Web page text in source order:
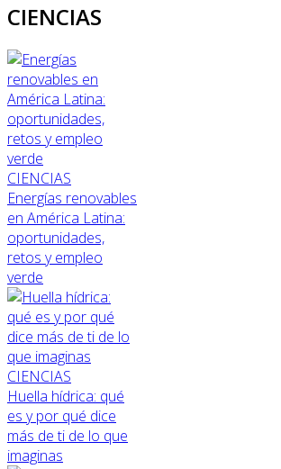
CIENCIAS
CIENCIAS
Energías renovables
en América Latina:
oportunidades,
retos y empleo
verde
CIENCIAS
Huella hídrica: qué
es y por qué dice
más de ti de lo que
imaginas